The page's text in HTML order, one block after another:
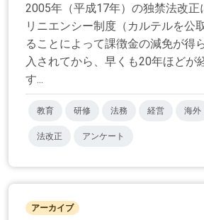
2005年（平成17年）の独禁法改正
リニエンシー制度（カルテルを公
ることによって課徴金の減免が得
入されてから、早くも20年ほどが
す...
教育 研修 法務 経営 海外
法改正 アンケート
アーカイブ